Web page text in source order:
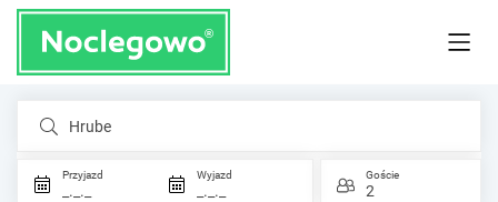
Hrube
Przyjazd
_._._
Wyjazd
_._._
Goście
2